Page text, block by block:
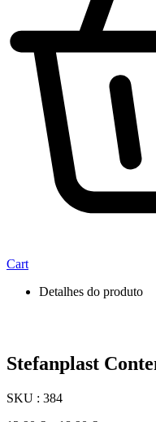
Cart
Detalhes do produto
Stefanplast
SKU : 384